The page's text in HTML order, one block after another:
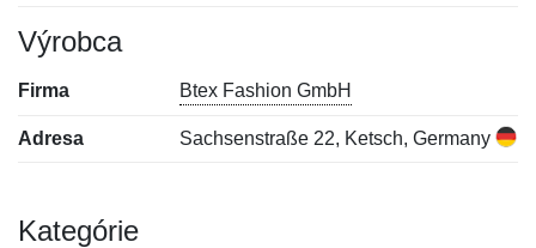
Výrobca
Firma Btex Fashion GmbH
Adresa Sachsenstraße 22, Ketsch, Germany
Kategórie